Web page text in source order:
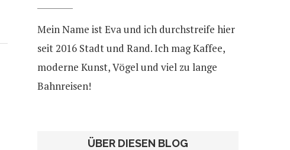
Mein Name ist Eva und ich durchstreife hier
seit 2016 Stadt und Rand. Ich mag Kaffee,
moderne Kunst, Vögel und viel zu lange
Bahnreisen!
ÜBER DIESEN BLOG